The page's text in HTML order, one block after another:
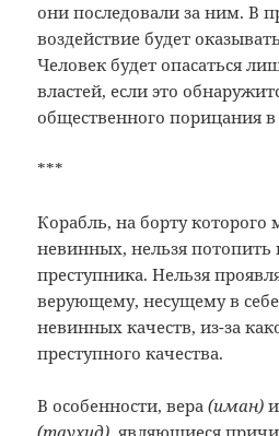
они последовали за ним. В
воздействие будет
Человек будет опасаться
властей, если это
общественного порицания в
***
Корабль, на борту которого
невинных, нельзя потопить
преступника. Нельзя
верующему, несущему в
невинных качеств, из-за
преступного качества.
В особенности, вера(иман)